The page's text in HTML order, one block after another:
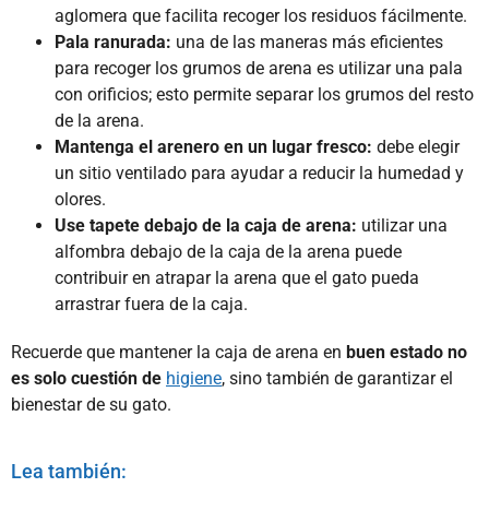
aglomera que facilita recoger los residuos fácilmente.
Pala ranurada: una de las maneras más eficientes
para recoger los grumos de arena es utilizar una pala
con orificios; esto permite separar los grumos del resto
de la arena.
Mantenga el arenero en un lugar fresco: debe elegir
un sitio ventilado para ayudar a reducir la humedad y
olores.
Use tapete debajo de la caja de arena: utilizar una
alfombra debajo de la caja de la arena puede
contribuir en atrapar la arena que el gato pueda
arrastrar fuera de la caja.
Recuerde que mantener la caja de arena en buen estado no
es solo cuestión de higiene, sino también de garantizar el
bienestar de su gato.
Lea también: